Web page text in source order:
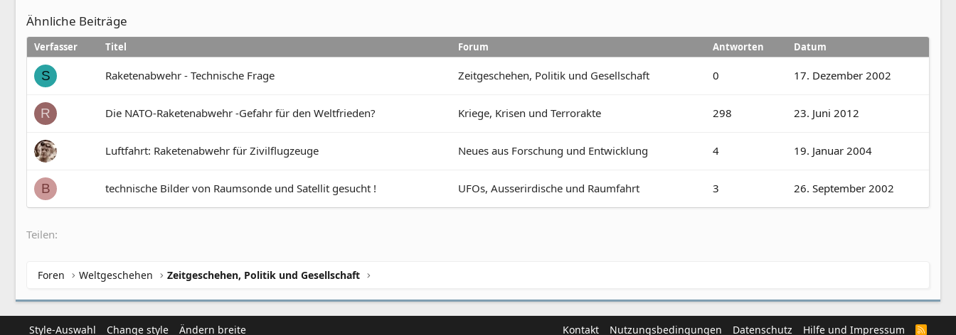
Ähnliche Beiträge
Verfasser Titel Forum Antworten Datum
S Raketenabwehr - Technische Frage Zeitgeschehen, Politik und Gesellschaft 0 17. Dezember 2002
R Die NATO-Raketenabwehr -Gefahr für den Weltfrieden? Kriege, Krisen und Terrorakte 298 23. Juni 2012
Luftfahrt: Raketenabwehr für Zivilflugzeuge Neues aus Forschung und Entwicklung 4 19. Januar 2004
B technische Bilder von Raumsonde und Satellit gesucht ! UFOs, Ausserirdische und Raumfahrt 3 26. September 2002
Teilen:
Foren Weltgeschehen Zeitgeschehen, Politik und Gesellschaft
Style-Auswahl Change style Ändern breite Kontakt Nutzungsbedingungen Datenschutz Hilfe und Impressum R